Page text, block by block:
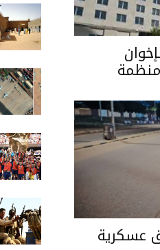
عسكرية